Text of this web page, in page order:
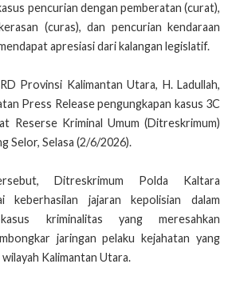
pencurian dengan pemberatan (curat),
(curas), dan pencurian kendaraan
apresiasi dari kalangan legislatif.
Provinsi Kalimantan Utara, H. Ladullah,
Press Release pengungkapan kasus 3C
Reserse Kriminal Umum (Ditreskrimum)
Selor, Selasa (2/6/2026).
Ditreskrimum Polda Kaltara
keberhasilan jajaran kepolisian dalam
kasus kriminalitas yang meresahkan
jaringan pelaku kejahatan yang
Kalimantan Utara.